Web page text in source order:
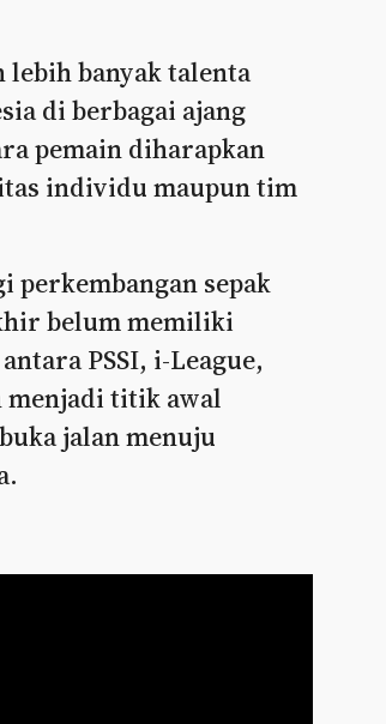
banyak talenta
di berbagai ajang
pemain diharapkan
individu maupun tim
perkembangan sepak
belum memiliki
PSSI, i-League,
menjadi titik awal
jalan menuju